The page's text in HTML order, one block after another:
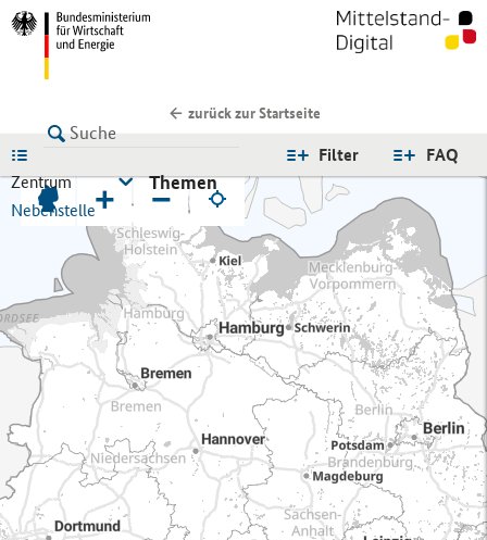
zurück zur Startseite
FAQ
Filter
Zentrum
Nebenstelle
Themen
+ −